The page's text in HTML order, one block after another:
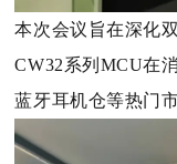
本次会议旨在深化
CW32系列MCU在
蓝牙耳机仓等热门